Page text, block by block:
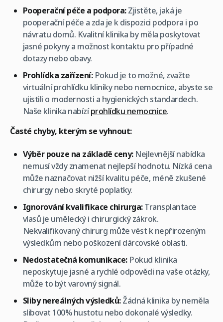
Pooperační péče a podpora:Zjistěte, jaká je
pooperační péče a zda je k dispozici podpora i po
návratu domů. Kvalitní klinika by měla poskytovat
jasné pokyny a možnost kontaktu pro případné
dotazy nebo obavy.
Prohlídka zařízení:Pokud je to možné, zvažte
virtuální prohlídku kliniky nebo nemocnice, abyste se
ujistili o modernosti a hygienických standardech.
Naše klinika nabízíprohlídku nemocnice.
Časté chyby, kterým se vyhnout:
Výběr pouze na základě ceny:Nejlevnější nabídka
nemusí vždy znamenat nejlepší hodnotu. Nízká cena
může naznačovat nižší kvalitu péče, méně zkušené
chirurgy nebo skryté poplatky.
Ignorování kvalifikace chirurga:Transplantace
vlasů je umělecký i chirurgický zákrok.
Nekvalifikovaný chirurg může vést k nepřirozeným
výsledkům nebo poškození dárcovské oblasti.
Nedostatečná komunikace:Pokud klinika
neposkytuje jasné a rychlé odpovědi na vaše otázky,
může to být varovný signál.
Sliby nereálných výsledků:Žádná klinika by neměla
slibovat 100% hustotu nebo dokonalé výsledky.